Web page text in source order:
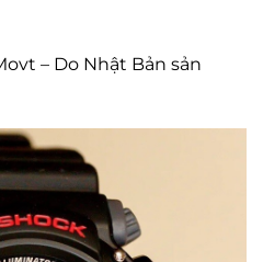
– Do Nhật Bản sản